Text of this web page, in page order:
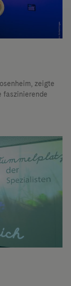
zeigte
faszinierende